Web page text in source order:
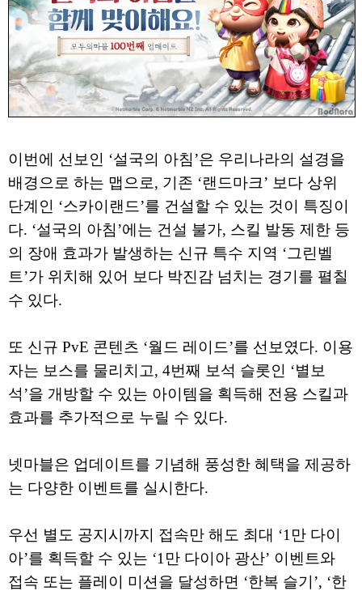
이번에 선보인 ‘설국의 아침’은 우리나라의 설경을
배경으로 하는 맵으로, 기존 ‘랜드마크’ 보다 상위
단계인 ‘스카이랜드’를 건설할 수 있는 것이 특징이
다. ‘설국의 아침’에는 건설 불가, 스킬 발동 제한 등
의 장애 효과가 발생하는 신규 특수 지역 ‘그린벨
트’가 위치해 있어 보다 박진감 넘치는 경기를 펼칠
수 있다.
또 신규 PvE 콘텐츠 ‘월드 레이드’를 선보였다. 이용
자는 보스를 물리치고, 4번째 보석 슬롯인 ‘별보
석’을 개방할 수 있는 아이템을 획득해 전용 스킬과
효과를 추가적으로 누릴 수 있다.
넷마블은 업데이트를 기념해 풍성한 혜택을 제공하
는 다양한 이벤트를 실시한다.
우선 별도 공지시까지 접속만 해도 최대 ‘1만 다이
아’를 획득할 수 있는 ‘1만 다이아 광산’ 이벤트와
접속 또는 플레이 미션을 달성하면 ‘한복 슬기’, ‘한